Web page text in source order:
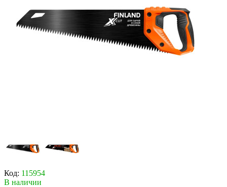
Код: 115954
В наличии